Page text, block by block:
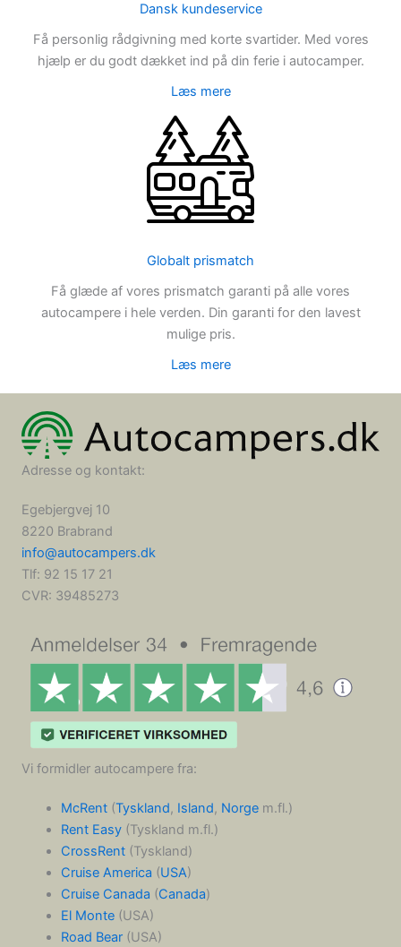
Dansk kundeservice
Få personlig rådgivning med korte svartider. Med vores
hjælp er du godt dækket ind på din ferie i autocamper.
Læs mere
Globalt prismatch
Få glæde af vores prismatch garanti på alle vores
autocampere i hele verden. Din garanti for den lavest
mulige pris.
Læs mere
Adresse og kontakt:
Egebjergvej 10
8220 Brabrand
info@autocampers.dk
Tlf: 92 15 17 21
CVR: 39485273
Vi formidler autocampere fra:
McRent(Tyskland, Island, Norgem.fl.)
Rent Easy(Tyskland m.fl.)
CrossRent(Tyskland)
Cruise America (USA)
Cruise Canada (Canada)
El Monte(USA)
Road Bear(USA)